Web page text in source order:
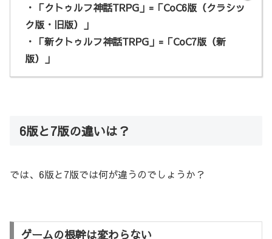
・「クトゥルフ神話TRPG」=「CoC6版（クラシッ
ク版・旧版）」
・「新クトゥルフ神話TRPG」=「CoC7版（新
版）」
6版と7版の違いは？
では、6版と7版では何が違うのでしょうか？
ゲームの根幹は変わらない